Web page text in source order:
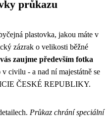
průkazu
plastovka, jakou máte v
zázrak o velikosti běžné
zaujme především fotka
civilu - a nad ní majestátně se
ČESKÉ REPUBLIKY.
Průkaz chrání speciální